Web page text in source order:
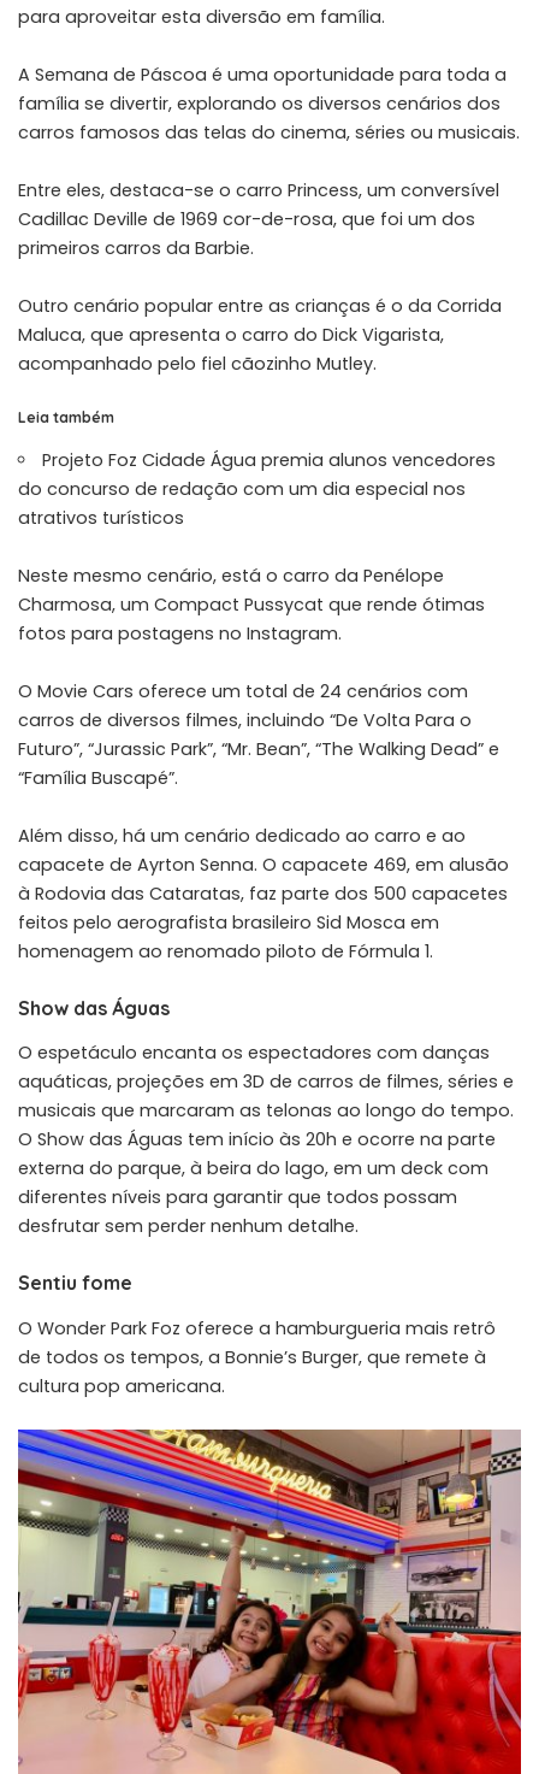
para aproveitar esta diversão em família.
A Semana de Páscoa é uma oportunidade para toda a
família se divertir, explorando os diversos cenários dos
carros famosos das telas do cinema, séries ou musicais.
Entre eles, destaca-se o carro Princess, um conversível
Cadillac Deville de 1969 cor-de-rosa, que foi um dos
primeiros carros da Barbie.
Outro cenário popular entre as crianças é o da Corrida
Maluca, que apresenta o carro do Dick Vigarista,
acompanhado pelo fiel cãozinho Mutley.
Leia também
Projeto Foz Cidade Água premia alunos vencedores
do concurso de redação com um dia especial nos
atrativos turísticos
Neste mesmo cenário, está o carro da Penélope
Charmosa, um Compact Pussycat que rende ótimas
fotos para postagens no Instagram.
O Movie Cars oferece um total de 24 cenários com
carros de diversos filmes, incluindo “De Volta Para o
Futuro”, “Jurassic Park”, “Mr. Bean”, “The Walking Dead” e
“Família Buscapé”.
Além disso, há um cenário dedicado ao carro e ao
capacete de Ayrton Senna. O capacete 469, em alusão
à Rodovia das Cataratas, faz parte dos 500 capacetes
feitos pelo aerografista brasileiro Sid Mosca em
homenagem ao renomado piloto de Fórmula 1.
Show das Águas
O espetáculo encanta os espectadores com danças
aquáticas, projeções em 3D de carros de filmes, séries e
musicais que marcaram as telonas ao longo do tempo.
O Show das Águas tem início às 20h e ocorre na parte
externa do parque, à beira do lago, em um deck com
diferentes níveis para garantir que todos possam
desfrutar sem perder nenhum detalhe.
Sentiu fome
O Wonder Park Foz oferece a hamburgueria mais retrô
de todos os tempos, a Bonnie’s Burger, que remete à
cultura pop americana.